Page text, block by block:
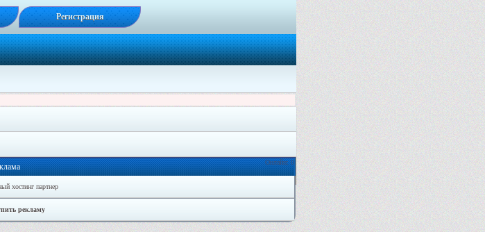
Регистрация
Онлайн: 0
хостинг партнер
рекламу